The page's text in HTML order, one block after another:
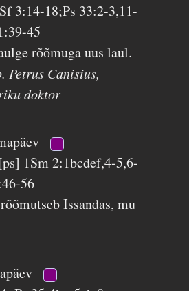
3:14-18;Ps 33:2-3,11-
45
rõõmuga uus laul.
Petrus Canisius,
doktor
1Sm 2:1bcdef,4-5,6-
56
Issandas, mu